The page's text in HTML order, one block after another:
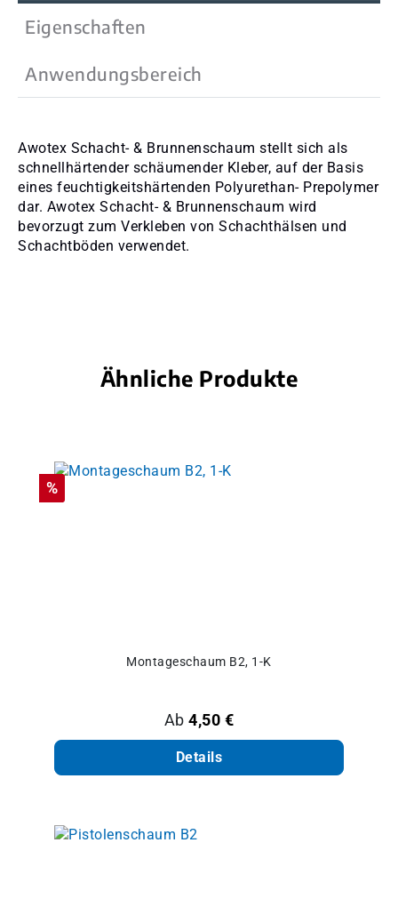
Eigenschaften
Anwendungsbereich
Awotex Schacht- & Brunnenschaum stellt sich als
schnellhärtender schäumender Kleber, auf der Basis
eines feuchtigkeitshärtenden Polyurethan- Prepolymer
dar. Awotex Schacht- & Brunnenschaum wird
bevorzugt zum Verkleben von Schachthälsen und
Schachtböden verwendet.
Ähnliche Produkte
Rabatt
%
Montageschaum B2, 1-K
Regulärer Preis:
Ab4,50 €
Details